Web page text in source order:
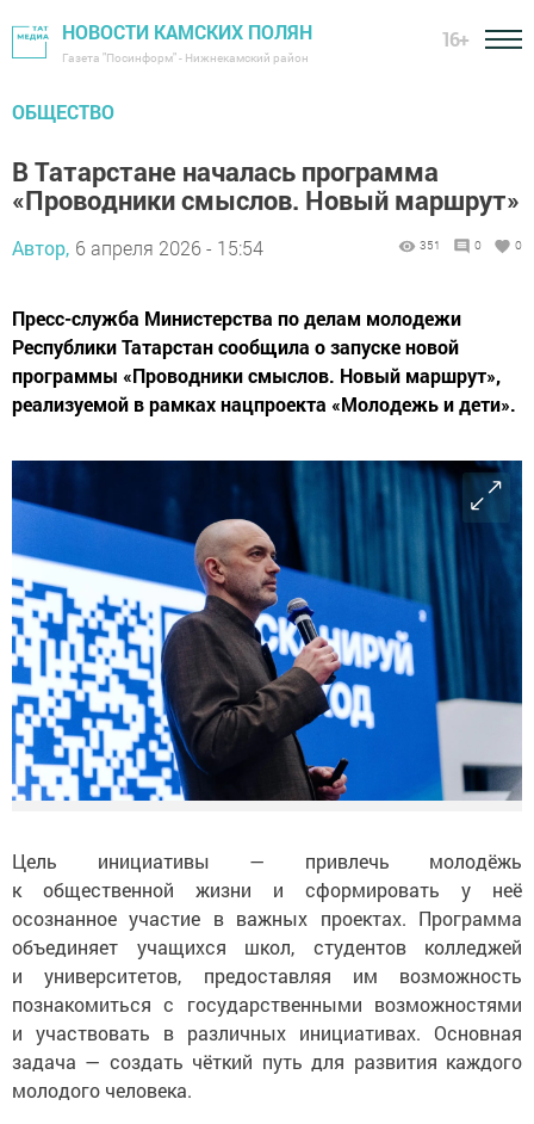
НОВОСТИ КАМСКИХ ПОЛЯН
Газета "Посинформ" - Нижнекамский район
16+
ОБЩЕСТВО
В Татарстане началась программа
«Проводники смыслов. Новый маршрут»
Автор, 6 апреля 2026 - 15:54 351 0 0
Пресс-служба Министерства по делам молодежи
Республики Татарстан сообщила о запуске новой
программы «Проводники смыслов. Новый маршрут»,
реализуемой в рамках нацпроекта «Молодежь и дети».
Цель инициативы — привлечь молодёжь
к общественной жизни и сформировать у неё
осознанное участие в важных проектах. Программа
объединяет учащихся школ, студентов колледжей
и университетов, предоставляя им возможность
познакомиться с государственными возможностями
и участвовать в различных инициативах. Основная
задача — создать чёткий путь для развития каждого
молодого человека.